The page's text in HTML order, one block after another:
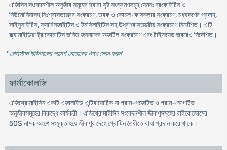
এজিসিন সংবেদনশীল অনুজীব সমূহের দ্বারা সৃষ্ট সংক্রমণসমূহ যেমনঃ ব্রংকাইটিস ও
নিউমোনিয়াসহ নিঃশ্বাসতন্ত্রের সংক্রমণ, ত্বক ও কোমল কোষকলার সংক্রমণ, মধ্যকর্ণের প্রদাহ,
সাইনুসাইটিস, ফ্যারিনজাইটিস ও টনসিলাইটিস সহ ঊর্ধ্বশ্বাসতন্ত্রীয় সংক্রমণে নির্দেশিত। এটি
ক্ল্যামাইডিয়া ট্রাকোমাটিস জনিত জননাঙ্গের অজটিল সংক্রমণে এবং টাইফয়েড জ্বরেও নির্দেশিত।
* রেজিস্টার্ড চিকিৎসকের পরামর্শ মোতাবেক ঔষধ সেবন করুন'
ফার্মাকোলজি
এজিথ্রোমাইসিন একটি এজালাইড এন্টিবায়োটিক যা গ্রাম-পজেটিভ ও গ্রাম-নেগেটিভ
অনুজীবসমূহের বিরুদ্ধে কার্যকরী। এজিথ্রোমাইসিন সংবেদনশীল জীবাণুসমূহের রাইবোজোমের
50S নামক অংশে সংযুক্ত হয়ে জীবাণুর দেহে প্রোটিন তৈরীতে বাধা প্রদান করে থাকে।